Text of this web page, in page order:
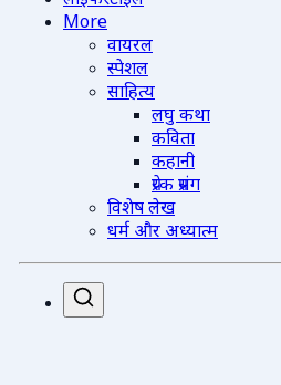
More
वायरल
स्पेशल
साहित्य
लघु कथा
कविता
कहानी
प्रेरक प्रसंग
विशेष लेख
धर्म और अध्यात्म